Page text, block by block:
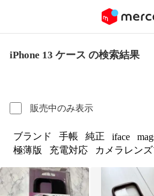
iPhone 13 ケース の検索結果
販売中のみ表示
ブランド 手帳 純正 iface
極薄版
充電対応 カメラレン